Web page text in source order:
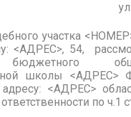
участка
<АДРЕС>, 54,
бюджетного
школы <АДРЕС>
<АДРЕС>
по